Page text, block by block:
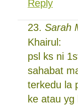
Reply
Sarah
Khairul:
psl ks ni
sahabat
terkedu la
ke atau